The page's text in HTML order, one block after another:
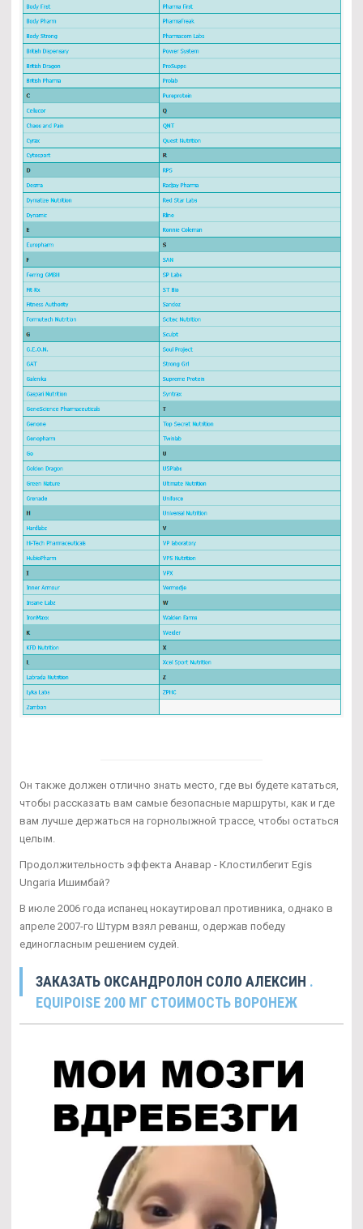
Он также должен отлично знать место, где вы будете кататься,
чтобы рассказать вам самые безопасные маршруты, как и где
вам лучше держаться на горнолыжной трассе, чтобы остаться
целым.
Продолжительность эффекта Анавар - Клостилбегит Egis
Ungaria Ишимбай?
В июле 2006 года испанец нокаутировал противника, однако в
апреле 2007-го Штурм взял реванш, одержав победу
единогласным решением судей.
ЗАКАЗАТЬ ОКСАНДРОЛОН СОЛО АЛЕКСИН .
EQUIPOISE 200 МГ СТОИМОСТЬ ВОРОНЕЖ